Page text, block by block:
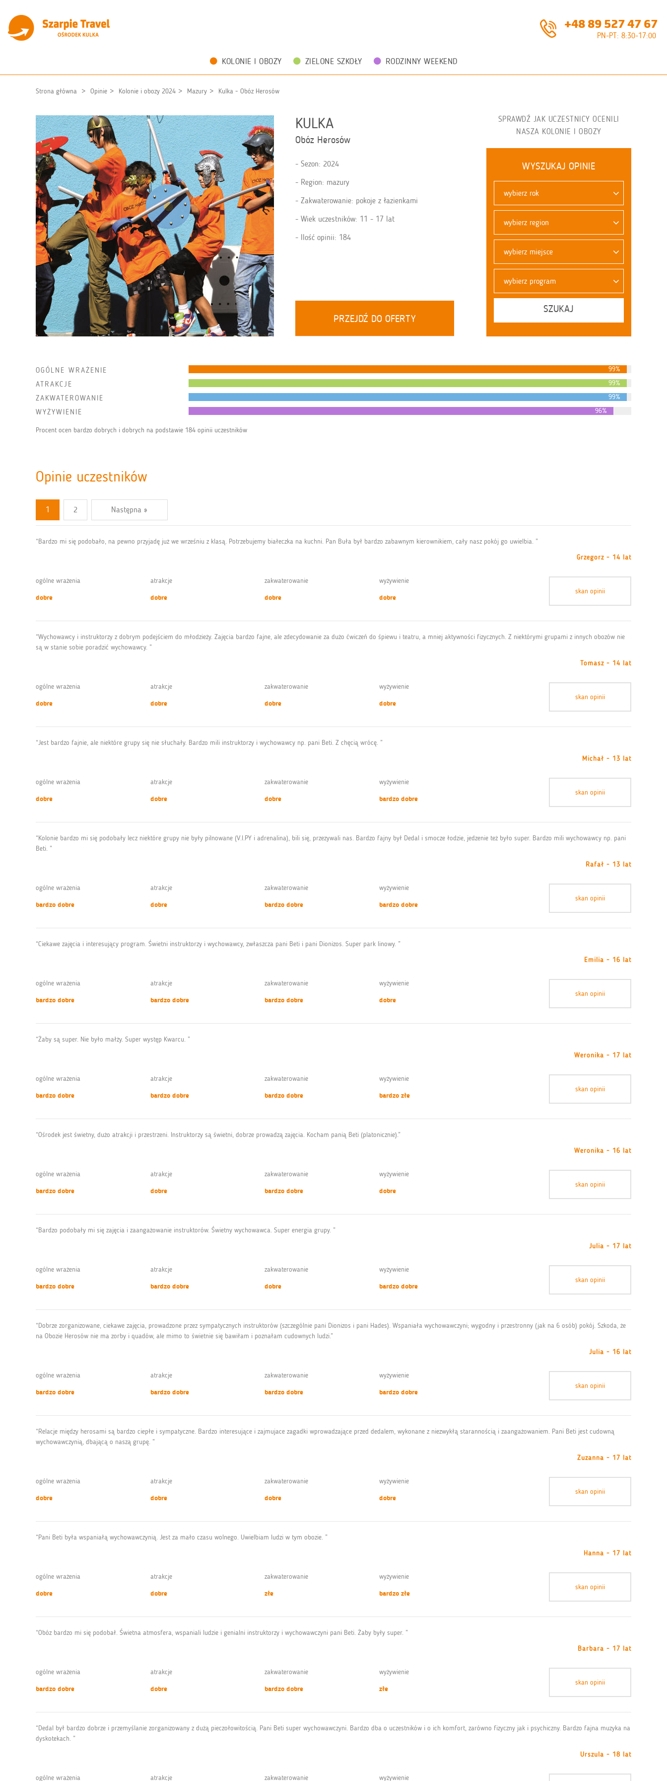
+48 89 527 47 67
PN-PT: 8:30-17:00
KOLONIE I OBOZY ZIELONE SZKOŁY RODZINNY WEEKEND
Strona główna Opinie Kolonie i obozy 2024 Mazury Kulka - Obóz Herosów
KULKA
Obóz Herosów
Sezon: 2024
Region: mazury
Zakwaterowanie: pokoje z łazienkami
Wiek uczestników: 11 - 17 lat
Ilość opinii: 184
PRZEJDŹ DO OFERTY
SPRAWDŹ JAK UCZESTNICY OCENILI
NASZA KOLONIE I OBOZY
WYSZUKAJ OPINIE
wybierz rok
wybierz region
wybierz miejsce
wybierz program
SZUKAJ
OGÓLNE WRAŻENIE 99%
ATRAKCJE 99%
ZAKWATEROWANIE 99%
WYŻYWIENIE 96%
Procent ocen bardzo dobrych i dobrych na podstawie 184 opinii uczestników
Opinie uczestników
1 2 Następna »
“Bardzo mi się podobało, na pewno przyjadę już we wrześniu z klasą. Potrzebujemy białeczka na kuchni. Pan Buła był bardzo zabawnym kierownikiem, cały nasz pokój go uwielbia. ”
Grzegorz - 14 lat
ogólne wrażenia
dobre
atrakcje
dobre
zakwaterowanie
dobre
wyżywienie
dobre
skan opinii
“Wychowawcy i instruktorzy z dobrym podejściem do młodzieży. Zajęcia bardzo fajne, ale zdecydowanie za dużo ćwiczeń do śpiewu i teatru, a mniej aktywności fizycznych. Z niektórymi grupami z innych obozów nie
są w stanie sobie poradzić wychowawcy. ”
Tomasz - 14 lat
ogólne wrażenia
dobre
atrakcje
dobre
zakwaterowanie
dobre
wyżywienie
dobre
skan opinii
“Jest bardzo fajnie, ale niektóre grupy się nie słuchały. Bardzo mili instruktorzy i wychowawcy np. pani Beti. Z chęcią wrócę. ”
Michał - 13 lat
ogólne wrażenia
dobre
atrakcje
dobre
zakwaterowanie
dobre
wyżywienie
bardzo dobre
skan opinii
“Kolonie bardzo mi się podobały lecz niektóre grupy nie były pilnowane (V.I.PY i adrenalina), bili się, przezywali nas. Bardzo fajny był Dedal i smocze łodzie, jedzenie też było super. Bardzo mili wychowawcy np. pani
Beti. ”
Rafał - 13 lat
ogólne wrażenia
bardzo dobre
atrakcje
dobre
zakwaterowanie
bardzo dobre
wyżywienie
bardzo dobre
skan opinii
“Ciekawe zajęcia i interesujący program. Świetni instruktorzy i wychowawcy, zwłaszcza pani Beti i pani Dionizos. Super park linowy. ”
Emilia - 16 lat
ogólne wrażenia
bardzo dobre
atrakcje
bardzo dobre
zakwaterowanie
bardzo dobre
wyżywienie
dobre
skan opinii
“Żaby są super. Nie było małży. Super występ Kwarcu. ”
Weronika - 17 lat
ogólne wrażenia
bardzo dobre
atrakcje
bardzo dobre
zakwaterowanie
bardzo dobre
wyżywienie
bardzo złe
skan opinii
“Ośrodek jest świetny, dużo atrakcji i przestrzeni. Instruktorzy są świetni, dobrze prowadzą zajęcia. Kocham panią Beti (platonicznie).”
Weronika - 16 lat
ogólne wrażenia
bardzo dobre
atrakcje
dobre
zakwaterowanie
bardzo dobre
wyżywienie
dobre
skan opinii
“Bardzo podobały mi się zajęcia i zaangażowanie instruktorów. Świetny wychowawca. Super energia grupy. ”
Julia - 17 lat
ogólne wrażenia
bardzo dobre
atrakcje
bardzo dobre
zakwaterowanie
dobre
wyżywienie
bardzo dobre
skan opinii
“Dobrze zorganizowane, ciekawe zajęcia, prowadzone przez sympatycznych instruktorów (szczególnie pani Dionizos i pani Hades). Wspaniała wychowawczyni; wygodny i przestronny (jak na 6 osób) pokój. Szkoda, że
na Obozie Herosów nie ma zorby i quadów, ale mimo to świetnie się bawiłam i poznałam cudownych ludzi.”
Julia - 16 lat
ogólne wrażenia
bardzo dobre
atrakcje
bardzo dobre
zakwaterowanie
bardzo dobre
wyżywienie
bardzo dobre
skan opinii
“Relacje między herosami są bardzo ciepłe i sympatyczne. Bardzo interesujące i zajmujace zagadki wprowadzające przed dedalem, wykonane z niezwykłą starannością i zaangażowaniem. Pani Beti jest cudowną
wychowawczynią, dbającą o naszą grupę. ”
Zuzanna - 17 lat
ogólne wrażenia
dobre
atrakcje
dobre
zakwaterowanie
dobre
wyżywienie
dobre
skan opinii
“Pani Beti była wspaniałą wychowawczynią. Jest za mało czasu wolnego. Uwielbiam ludzi w tym obozie. ”
Hanna - 17 lat
ogólne wrażenia
dobre
atrakcje
dobre
zakwaterowanie
złe
wyżywienie
bardzo złe
skan opinii
“Obóz bardzo mi się podobał. Świetna atmosfera, wspaniali ludzie i genialni instruktorzy i wychowawczyni pani Beti. Żaby były super. ”
Barbara - 17 lat
ogólne wrażenia
bardzo dobre
atrakcje
dobre
zakwaterowanie
bardzo dobre
wyżywienie
złe
skan opinii
“Dedal był bardzo dobrze i przemyślanie zorganizowany z dużą pieczołowitością. Pani Beti super wychowawczyni. Bardzo dba o uczestników i o ich komfort, zarówno fizyczny jak i psychiczny. Bardzo fajna muzyka na
dyskotekach. ”
Urszula - 18 lat
ogólne wrażenia atrakcje zakwaterowanie wyżywienie